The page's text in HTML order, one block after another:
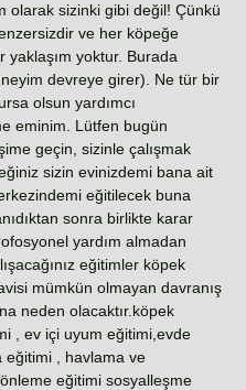
olarak sizinki gibi değil! Çünkü
ve her köpeğe
yaklaşım yoktur. Burada
devreye girer). Ne tür bir
olsun yardımcı
eminim. Lütfen bugün
geçin, sizinle çalışmak
sizin evinizdemi bana ait
eğitilecek buna
sonra birlikte karar
yardım almadan
eğitimler köpek
mümkün olmayan davranış
neden olacaktır.köpek
, ev içi uyum eğitimi,evde
eğitimi , havlama ve
önleme eğitimi sosyalleşme